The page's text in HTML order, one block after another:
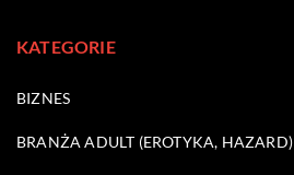
KATEGORIE
BIZNES
BRANŻA ADULT (EROTYKA, HAZARD)